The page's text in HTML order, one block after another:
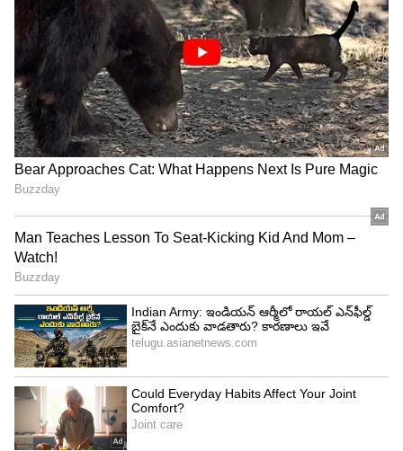
తెలుగు రాష్ట్రాల్లో మళ్లీ మొదలైన భారీ
వర్షాలు | AP & Telangana Rain Alert
Today